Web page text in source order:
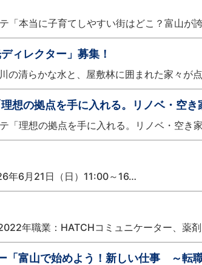
本当に子育てしやすい街はどこ？富山が
ィレクター」募集！
の清らかな水と、屋敷林に囲まれた家々が
想の拠点を手に入れる。リノベ・空
理想の拠点を手に入れる。リノベ・空き
年6月21日（日）11:00～16…
年職業：HATCHコミュニケーター、薬
富山で始めよう！新しい仕事 ～転